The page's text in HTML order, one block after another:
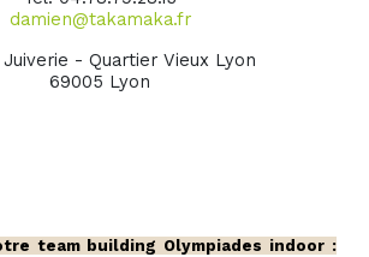
damien@takamaka.fr
- Quartier Vieux Lyon
69005 Lyon
team building Olympiades indoor :